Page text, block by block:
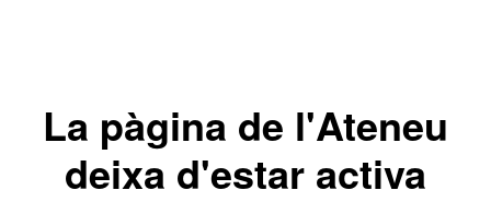
La pàgina de l'Ateneu
deixa d'estar activa